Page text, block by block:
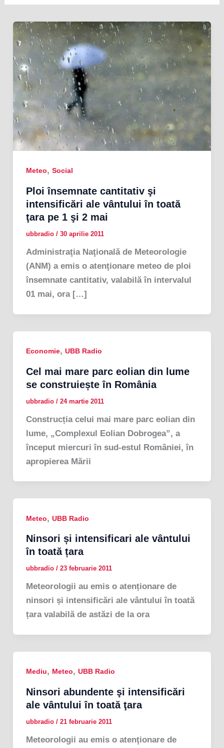
Meteo, Social
Ploi însemnate cantitativ şi
intensificări ale vântului în toată
ţara pe 1 şi 2 mai
ubbradio / 30 aprilie 2011
Administraţia Naţională de Meteorologie
(ANM) a emis o atenţionare meteo de ploi
însemnate cantitativ, valabilă în intervalul
01 mai, ora […]
Economie, UBB Radio
Cel mai mare parc eolian din lume
se construiește în România
ubbradio / 24 martie 2011
Construcția celui mai mare parc eolian din
lume, „Complexul Eolian Dobrogea”, a
început miercuri în sud-estul României, în
apropierea Mării
Meteo, UBB Radio
Ninsori și intensificari ale vântului
în toată țara
ubbradio / 23 februarie 2011
Meteorologii au emis o atenționare de
ninsori și intensificări ale vântului în toată
țara valabilă de astăzi de la ora
Mediu, Meteo, UBB Radio
Ninsori abundente şi intensificări
ale vântului în toată ţara
ubbradio / 21 februarie 2011
Meteorologii au emis o atenţionare de